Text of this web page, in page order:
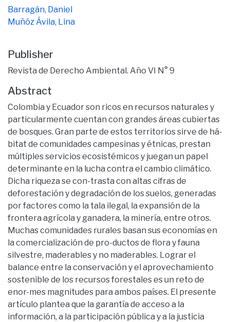
Barragán, Daniel
Muñóz Ávila, Lina
Publisher
Revista de Derecho Ambiental. Año VI N° 9
Abstract
Colombia y Ecuador son ricos en recursos naturales y
particularmente cuentan con grandes áreas cubiertas
de bosques. Gran parte de estos territorios sirve de há-
bitat de comunidades campesinas y étnicas, prestan
múltiples servicios ecosistémicos y juegan un papel
determinante en la lucha contra el cambio climático.
Dicha riqueza se con-trasta con altas cifras de
deforestación y degradación de los suelos, generadas
por factores como la tala ilegal, la expansión de la
frontera agrícola y ganadera, la minería, entre otros.
Muchas comunidades rurales basan sus economías en
la comercialización de pro-ductos de flora y fauna
silvestre, maderables y no maderables. Lograr el
balance entre la conservación y el aprovechamiento
sostenible de los recursos forestales es un reto de
enor-mes magnitudes para ambos países. El presente
artículo plantea que la garantía de acceso a la
información, a la participación pública y a la justicia